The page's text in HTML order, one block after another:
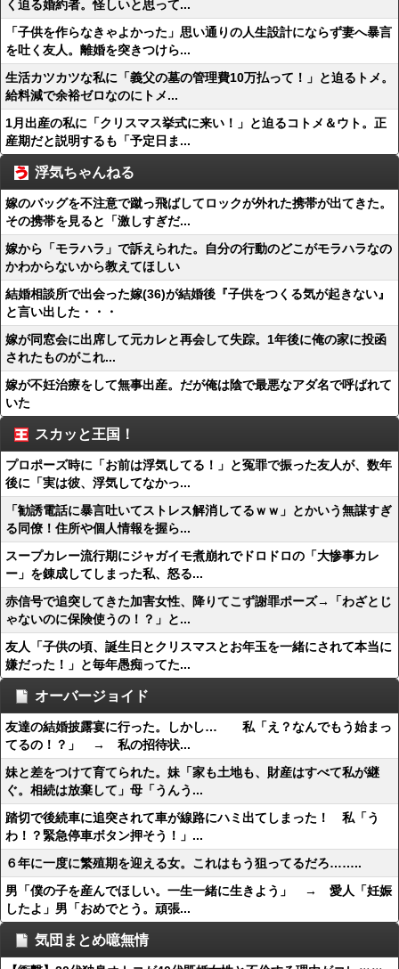
く迫る婚約者。怪しいと思って...
「子供を作らなきゃよかった」思い通りの人生設計にならず妻へ暴言
を吐く友人。離婚を突きつけら...
生活カツカツな私に「義父の墓の管理費10万払って！」と迫るトメ。
給料減で余裕ゼロなのにトメ...
1月出産の私に「クリスマス挙式に来い！」と迫るコトメ＆ウト。正
産期だと説明するも「予定日ま...
浮気ちゃんねる
嫁のバッグを不注意で蹴っ飛ばしてロックが外れた携帯が出てきた。
その携帯を見ると「激しすぎだ...
嫁から「モラハラ」で訴えられた。自分の行動のどこがモラハラなの
かわからないから教えてほしい
結婚相談所で出会った嫁(36)が結婚後『子供をつくる気が起きない』
と言い出した・・・
嫁が同窓会に出席して元カレと再会して失踪。1年後に俺の家に投函
されたものがこれ...
嫁が不妊治療をして無事出産。だが俺は陰で最悪なアダ名で呼ばれて
いた
スカッと王国！
プロポーズ時に「お前は浮気してる！」と冤罪で振った友人が、数年
後に「実は彼、浮気してなかっ...
「勧誘電話に暴言吐いてストレス解消してるｗｗ」とかいう無謀すぎ
る同僚！住所や個人情報を握ら...
スープカレー流行期にジャガイモ煮崩れでドロドロの「大惨事カレ
ー」を錬成してしまった私、怒る...
赤信号で追突してきた加害女性、降りてこず謝罪ポーズ→「わざとじ
ゃないのに保険使うの！？」と...
友人「子供の頃、誕生日とクリスマスとお年玉を一緒にされて本当に
嫌だった！」と毎年愚痴ってた...
オーバージョイド
友達の結婚披露宴に行った。しかし… 私「え？なんでもう始まっ
てるの！？」 → 私の招待状...
妹と差をつけて育てられた。妹「家も土地も、財産はすべて私が継
ぐ。相続は放棄して」母「うんう...
踏切で後続車に追突されて車が線路にハミ出てしまった！ 私「う
わ！？緊急停車ボタン押そう！」...
６年に一度に繁殖期を迎える女。これはもう狙ってるだろ……..
男「僕の子を産んでほしい。一生一緒に生きよう」 → 愛人「妊娠
したよ」男「おめでとう。頑張...
気団まとめ噫無情